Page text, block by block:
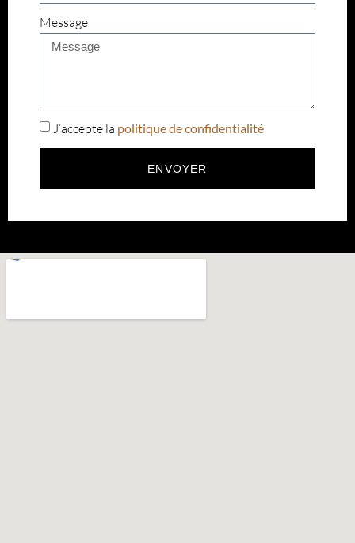
Message
J’accepte la politique de confidentialité
ENVOYER